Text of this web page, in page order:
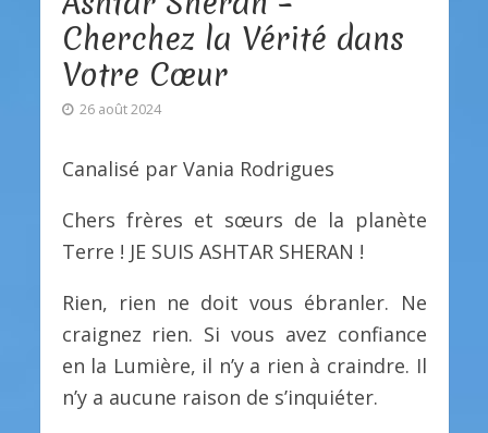
Cherchez la Vérité dans
Votre Cœur
26 août 2024
Canalisé par Vania Rodrigues
Chers frères et sœurs de la planète
Terre ! JE SUIS ASHTAR SHERAN !
Rien, rien ne doit vous ébranler. Ne
craignez rien. Si vous avez confiance
en la Lumière, il n’y a rien à craindre. Il
n’y a aucune raison de s’inquiéter.